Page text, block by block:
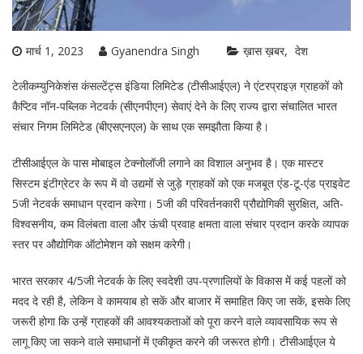
मार्च 1, 2023 Gyanendra Singh ख़ास ख़बर देश
टेलीकम्युनिकेशंस कंसल्टेंट्स इंडिया लिमिटेड (टीसीआईएल) ने एंटरप्राइज़ ग्राहकों को
कैप्टिव नॉन-पब्लिक नेटवर्क (सीएनपीएन) सेवाएं देने के लिए राज्य द्वारा संचालित भारत
संचार निगम लिमिटेड (बीएसएनएल) के साथ एक समझौता किया है।
टीसीआईएल के पास मोबाइल टेक्नोलॉजी लगाने का विशाल अनुभव है। एक मास्टर
सिस्टम इंटीग्रेटर के रूप में वो उद्यमों से जुड़े ग्राहकों को एक मजबूत एंड-टू-एंड प्राइवेट
5जी नेटवर्क समाधान प्रदान करेगा। 5जी की परिवर्तनकारी प्रौद्योगिकी सुरक्षित, अति-
विश्वसनीय, कम विलंबता वाला और ऊंची प्रवाह क्षमता वाला संचार प्रदान करके व्यापक
स्तर पर औद्योगिक ऑटोमेशन को सक्षम करेगी।
भारत सरकार 4/5जी नेटवर्क के लिए स्वदेशी उप-प्रणालियों के विकास में कई पहलों को
मदद दे रही है, लेकिन वे कामयाब हो सकें और बाजार में समाहित किए जा सकें, इसके लिए
जरूरी होगा कि उन्हें ग्राहकों की आवश्यकताओं को पूरा करने वाले व्यावसायिक रूप से
लागू किए जा सकने वाले समाधानों में एकीकृत करने की जरूरत होगी। टीसीआईएल ये